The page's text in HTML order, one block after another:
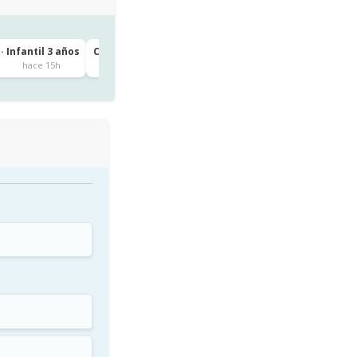
· Infantil 3 años
hace 15h
CEIP IGUESTE · 1º de Primaria